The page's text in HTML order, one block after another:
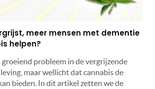
meer mensen met dementie
helpen?
groeiend probleem in de vergrijzende
maar wellicht dat cannabis de
bieden. In dit artikel zetten we de